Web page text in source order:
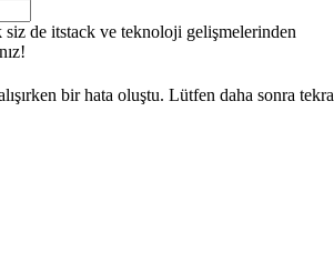
siz de itstack ve teknoloji gelişmelerinden
bir hata oluştu. Lütfen daha sonra